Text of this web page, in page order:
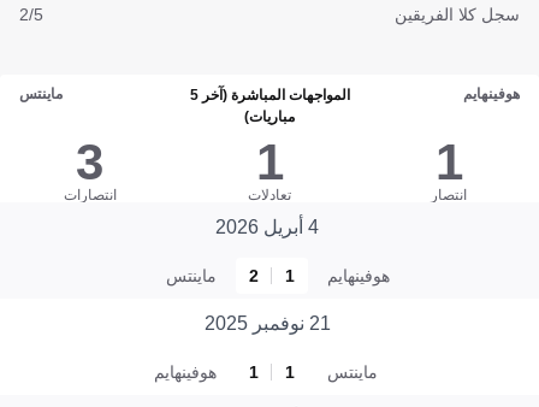
سجل كلا الفريقين
2/5
هوفينهايم
المواجهات المباشرة (آخر 5
مباريات)
ماينتس
1
انتصار
1
تعادلات
3
انتصارات
4 أبريل 2026
هوفينهايم 1
2 ماينتس
21 نوفمبر 2025
ماينتس 1
1 هوفينهايم